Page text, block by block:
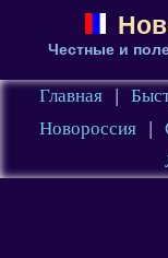
Честные и
Главная |
Новороссия
|